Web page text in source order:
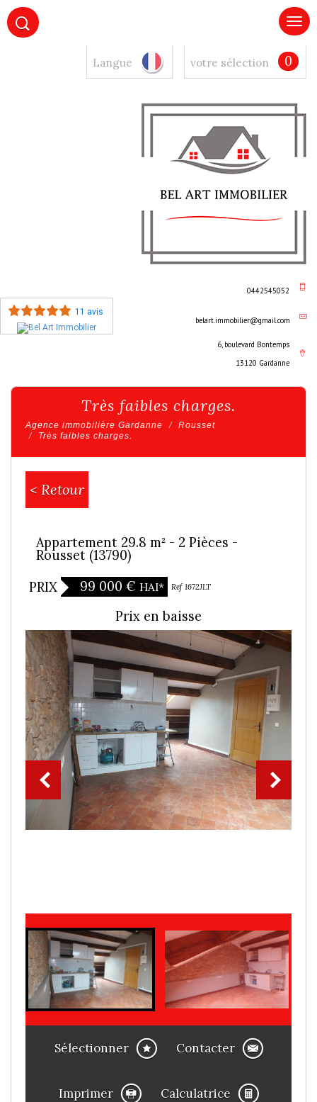
Langue votre sélection 0
0442545052
belart.immobilier@gmail.com
6, boulevard Bontemps
13120 Gardanne
11 avis
Très faibles charges.
Agence immobilière Gardanne
Rousset
Très faibles charges.
< Retour
Appartement 29.8 m² - 2 Pièces -
Rousset (13790)
PRIX
99 000 € HAI* Ref 1672JLT
Exclusivité
Prix en baisse
Sélectionner Contacter
Imprimer Calculatrice